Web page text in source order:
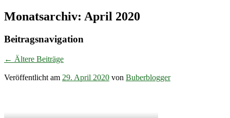
Monatsarchiv: April 2020
Beitragsnavigation
← Ältere Beiträge
Veröffentlicht am 29. April 2020 von Buberblogger